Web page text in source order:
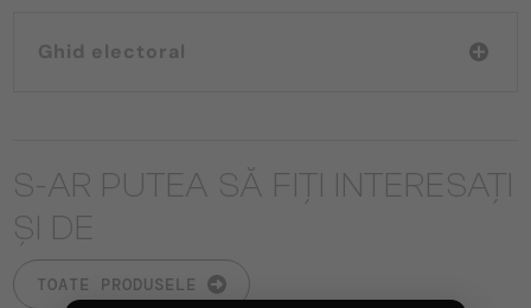
Ghid electoral
S-AR PUTEA SĂ FIȚI INTERESAȚI
ȘI DE
TOATE PRODUSELE